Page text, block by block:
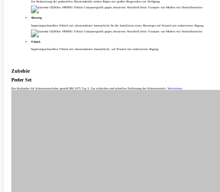
Zur Reduzierung der punktuellen Abrasionskräfte stehen Bögen mit großen Biegeradien zur Verfügung.
Abzweig
Segmentgeschweißtes Y-Stück mit abrasionsfester Innenschicht für die Installation eines Abzweiges auf Wunsch mit reduziertem Abgang.
T-Stück
Segmentgeschweißtes T-Stück mit abrasionsfester Innenschicht, auf Wunsch mit reduziertem Abgang.
Zubehör
Peeler Set
Das Kraftpaket für Schutzmantelrohre gemäß PAS 1075 Typ 3. Zur einfachen und schnellen Entfernung des Schutzmantels. Weiterlesen